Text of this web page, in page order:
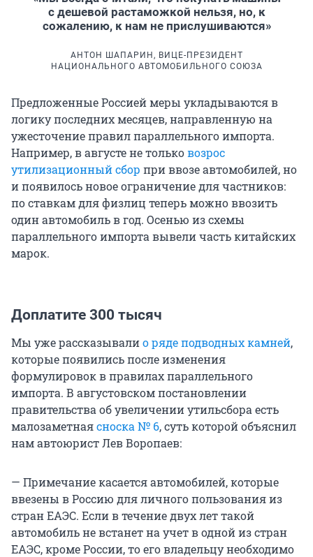
с дешевой растаможкой нельзя, но, к
сожалению, к нам не прислушиваются»
АНТОН ШАПАРИН, ВИЦЕ-ПРЕЗИДЕНТ
НАЦИОНАЛЬНОГО АВТОМОБИЛЬНОГО СОЮЗА
Предложенные Россией меры укладываются в
логику последних месяцев, направленную на
ужесточение правил параллельного импорта.
Например, в августе не тольковозрос
утилизационный сбор при ввозе автомобилей, но
и появилось новое ограничение для частников:
по ставкам для физлиц теперь можно ввозить
один автомобиль в год. Осенью из схемы
параллельного импорта вывели часть китайских
марок.
Доплатите 300 тысяч
Мы уже рассказывалио ряде подводных камней,
которые появились после изменения
формулировок в правилах параллельного
импорта. В августовском постановлении
правительства об увеличении утильсбора есть
малозаметнаясноска № 6, суть которой объяснил
нам автоюрист Лев Воропаев:
— Примечание касается автомобилей, которые
ввезены в Россию для личного пользования из
стран ЕАЭС. Если в течение двух лет такой
автомобиль не встанет на учет в одной из стран
ЕАЭС, кроме России, то его владельцу необходимо